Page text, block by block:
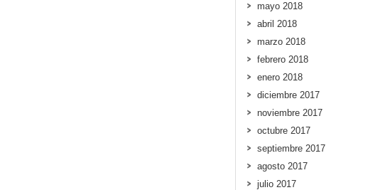
mayo 2018
abril 2018
marzo 2018
febrero 2018
enero 2018
diciembre 2017
noviembre 2017
octubre 2017
septiembre 2017
agosto 2017
julio 2017